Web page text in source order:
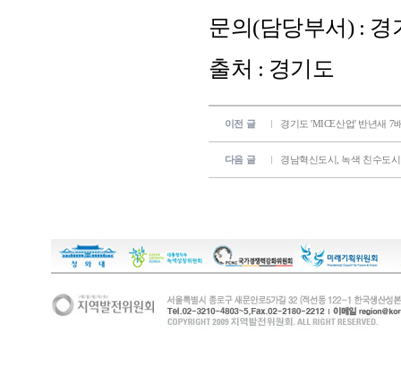
이전 글 경기도 'MICE산업' 반년새 7
다음 글 경남혁신도시, 녹색 친수도
문의(담당부서) : 경
출처 : 경기도